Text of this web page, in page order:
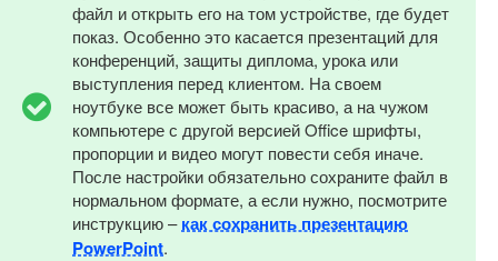
файл и открыть его на том устройстве, где будет
показ. Особенно это касается презентаций для
конференций, защиты диплома, урока или
выступления перед клиентом. На своем
ноутбуке все может быть красиво, а на чужом
компьютере с другой версией Office шрифты,
пропорции и видео могут повести себя иначе.
После настройки обязательно сохраните файл в
нормальном формате, а если нужно, посмотрите
инструкцию –как сохранить презентацию
PowerPoint.